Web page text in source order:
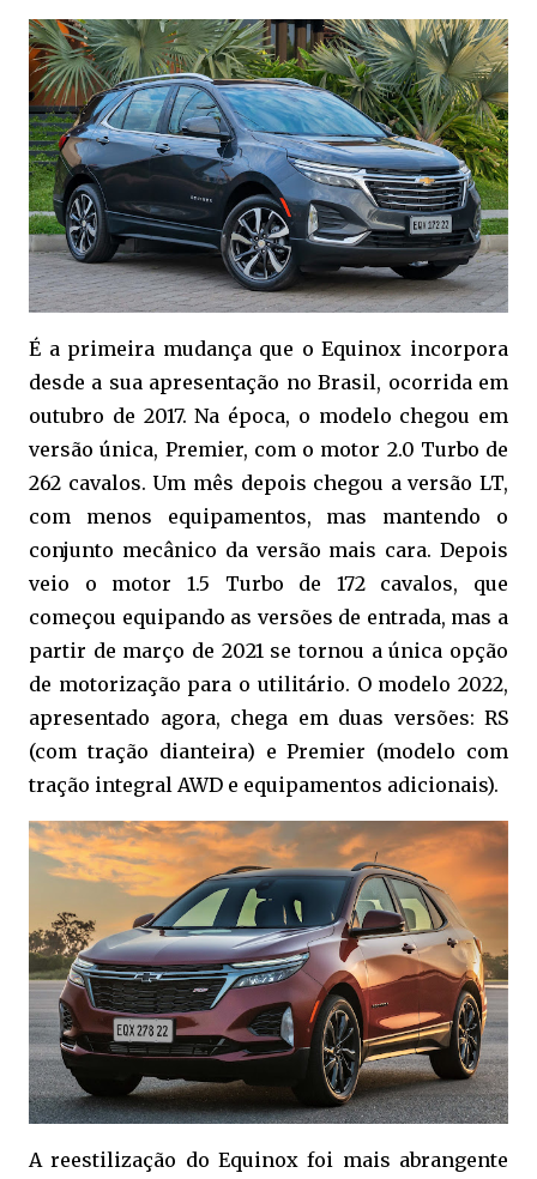
É a primeira mudança que o Equinox incorpora
desde a sua apresentação no Brasil, ocorrida em
outubro de 2017. Na época, o modelo chegou em
versão única, Premier, com o motor 2.0 Turbo de
262 cavalos. Um mês depois chegou a versão LT,
com menos equipamentos, mas mantendo o
conjunto mecânico da versão mais cara. Depois
veio o motor 1.5 Turbo de 172 cavalos, que
começou equipando as versões de entrada, mas a
partir de março de 2021 se tornou a única opção
de motorização para o utilitário. O modelo 2022,
apresentado agora, chega em duas versões: RS
(com tração dianteira) e Premier (modelo com
tração integral AWD e equipamentos adicionais).
A reestilização do Equinox foi mais abrangente